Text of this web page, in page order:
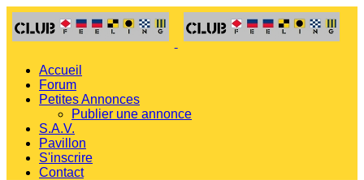
Accueil
Forum
Petites Annonces
Publier une annonce
S.A.V.
Pavillon
S'inscrire
Contact